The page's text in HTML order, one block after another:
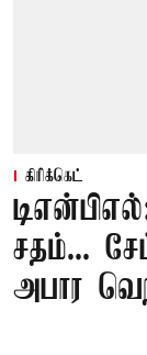
கிரிக்கெட்
சதம்...
அபார